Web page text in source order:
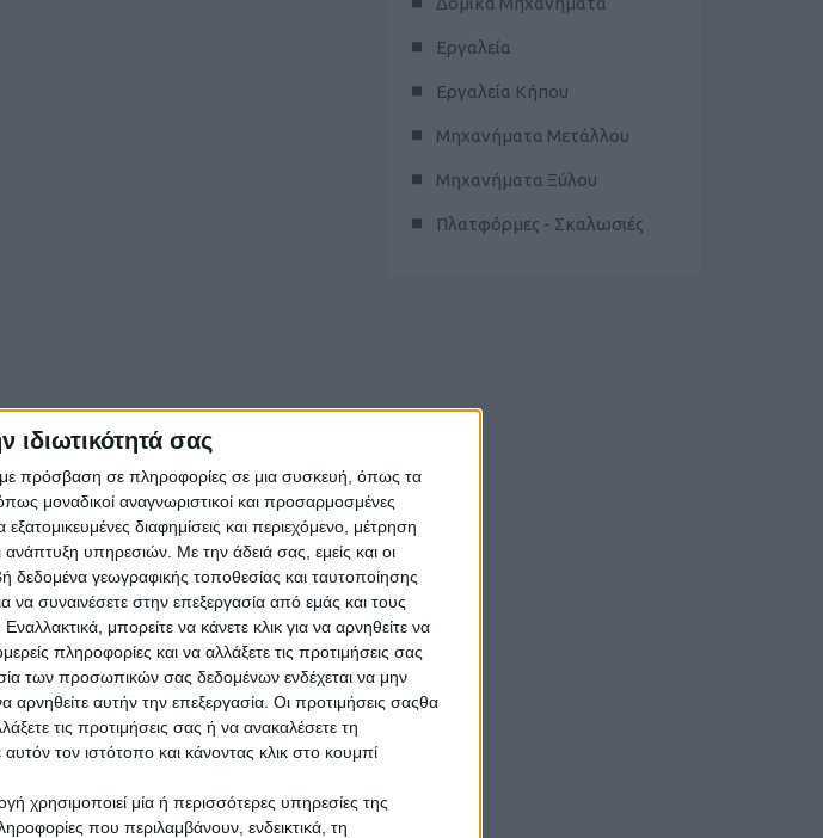
ιδιωτικότητά σας
πρόσβαση σε πληροφορίες σε μια συσκευή, όπως τα
μοναδικοί αναγνωριστικοί και προσαρμοσμένες
διαφημίσεις και περιεχόμενο, μέτρηση
ανάπτυξη υπηρεσιών. Με την άδειά σας, εμείς και οι
δεδομένα γεωγραφικής τοποθεσίας και ταυτοποίησης
συναινέσετε στην επεξεργασία από εμάς και τους
μπορείτε να κάνετε κλικ για να αρνηθείτε να
πληροφορίες και να αλλάξετε τις προτιμήσεις σας
των προσωπικών σας δεδομένων ενδέχεται να μην
αρνηθείτε αυτήν την επεξεργασία. Οι προτιμήσεις σαςθα
τις προτιμήσεις σας ή να ανακαλέσετε τη
τον ιστότοπο και κάνοντας κλικ στο κουμπί
χρησιμοποιεί μία ή περισσότερες υπηρεσίες της
που περιλαμβάνουν, ενδεικτικά, τη
Εργαλεία
Εργαλεία Κήπου
Μηχανήματα Μετάλλου
Μηχανήματα Ξύλου
Πλατφόρμες - Σκαλωσιές